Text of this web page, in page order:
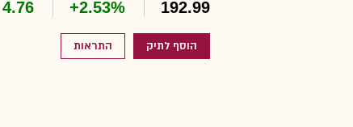
192.99
+2.53%
4.76
הוסף לתיק התראות